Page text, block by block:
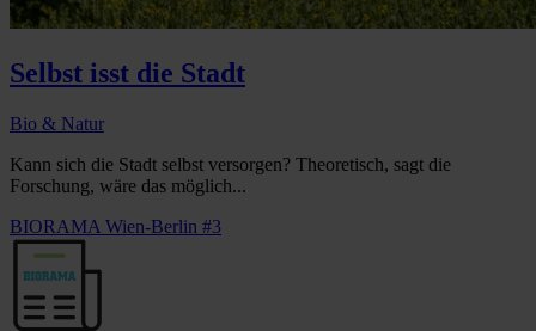
Selbst isst die Stadt
Bio & Natur
Kann sich die Stadt selbst versorgen? Theoretisch, sagt die
Forschung, wäre das möglich...
BIORAMA Wien-Berlin #3